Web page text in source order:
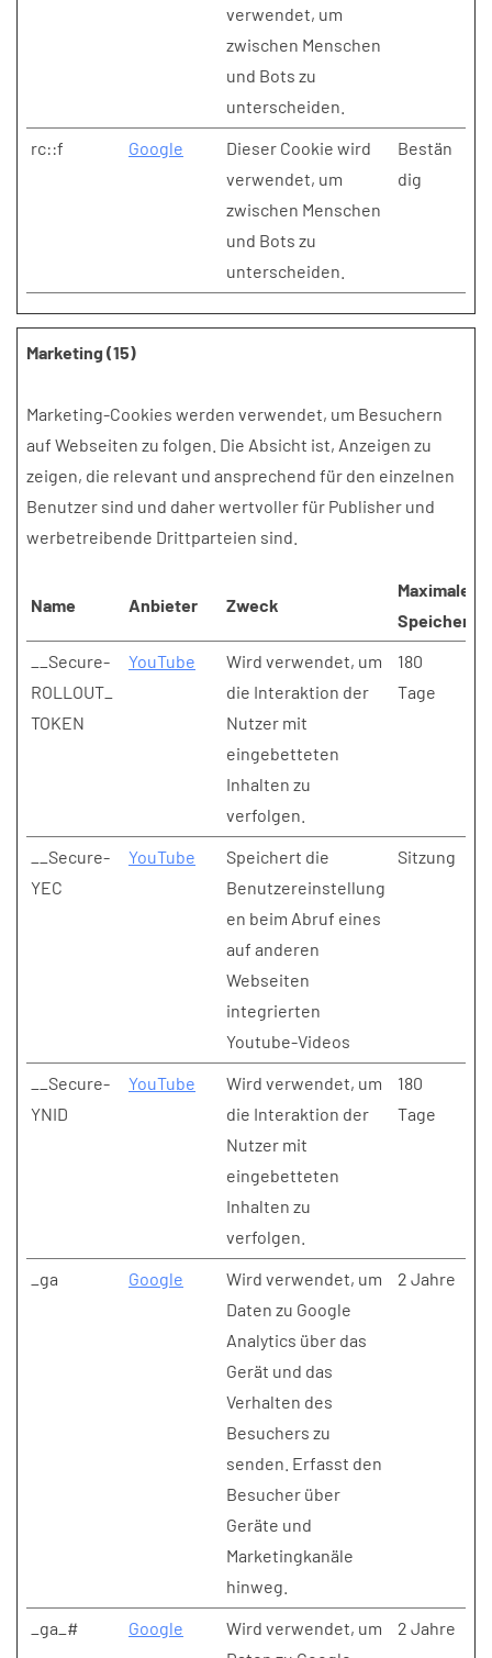
verwendet, um
zwischen Menschen
und Bots zu
unterscheiden.
rc::f Google
Dieser Cookie wird
verwendet, um
zwischen Menschen
und Bots zu
unterscheiden.
Bestän
dig
Marketing (15)
Marketing-Cookies werden verwendet, um Besuchern
auf Webseiten zu folgen. Die Absicht ist, Anzeigen zu
zeigen, die relevant und ansprechend für den einzelnen
Benutzer sind und daher wertvoller für Publisher und
werbetreibende Drittparteien sind.
Name Anbieter Zweck
Maximale
__Secure-
ROLLOUT_
TOKEN
YouTube
Wird verwendet, um
die Interaktion der
Nutzer mit
eingebetteten
Inhalten zu
verfolgen.
180
Tage
__Secure-
YEC
YouTube
Speichert die
Benutzereinstellung
en beim Abruf eines
auf anderen
Webseiten
integrierten
Youtube-Videos
Sitzung
__Secure-
YNID
YouTube
Wird verwendet, um
die Interaktion der
Nutzer mit
eingebetteten
Inhalten zu
verfolgen.
180
Tage
_ga Google
Wird verwendet, um
Daten zu Google
Analytics über das
Gerät und das
Verhalten des
Besuchers zu
senden. Erfasst den
Besucher über
Geräte und
Marketingkanäle
hinweg.
2 Jahre
_ga_# Google
Wird verwendet, um
2 Jahre